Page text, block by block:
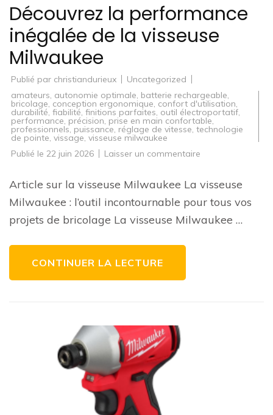
Découvrez la performance
inégalée de la visseuse
Milwaukee
Publié par christiandurieux
Uncategorized
amateurs, autonomie optimale, batterie rechargeable,
bricolage, conception ergonomique, confort d'utilisation,
durabilité, fiabilité, finitions parfaites, outil électroportatif,
performance, précision, prise en main confortable,
professionnels, puissance, réglage de vitesse, technologie
de pointe, vissage, visseuse milwaukee
Publié le 22 juin 2026 Laisser un commentaire
performance
inégalée
la
Milwaukee
Article sur la visseuse Milwaukee La visseuse
Milwaukee : l’outil incontournable pour tous vos
projets de bricolage La visseuse Milwaukee …
CONTINUER LA LECTURE